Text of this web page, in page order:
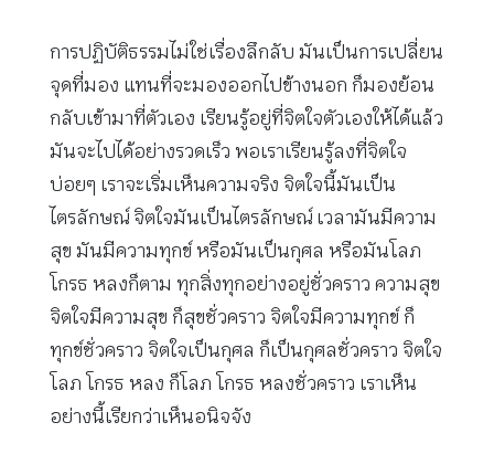
การปฏิบัติธรรมไม่ใช่เรื่องลึกลับ มันเป็นการเปลี่ยน
จุดที่มอง แทนที่จะมองออกไปข้างนอก ก็มองย้อน
กลับเข้ามาที่ตัวเอง เรียนรู้อยู่ที่จิตใจตัวเองให้ได้แล้ว
มันจะไปได้อย่างรวดเร็ว พอเราเรียนรู้ลงที่จิตใจ
บ่อยๆ เราจะเริ่มเห็นความจริง จิตใจนี้มันเป็น
ไตรลักษณ์ จิตใจมันเป็นไตรลักษณ์ เวลามันมีความ
สุข มันมีความทุกข์ หรือมันเป็นกุศล หรือมันโลภ
โกรธ หลงก็ตาม ทุกสิ่งทุกอย่างอยู่ชั่วคราว ความสุข
จิตใจมีความสุข ก็สุขชั่วคราว จิตใจมีความทุกข์ ก็
ทุกข์ชั่วคราว จิตใจเป็นกุศล ก็เป็นกุศลชั่วคราว จิตใจ
โลภ โกรธ หลง ก็โลภ โกรธ หลงชั่วคราว เราเห็น
อย่างนี้เรียกว่าเห็นอนิจจัง